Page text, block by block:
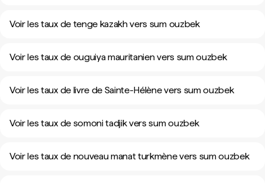
Voir les taux de tenge kazakh vers sum ouzbek
Voir les taux de ouguiya mauritanien vers sum ouzbek
Voir les taux de livre de Sainte-Hélène vers sum ouzbek
Voir les taux de somoni tadjik vers sum ouzbek
Voir les taux de nouveau manat turkmène vers sum ouzbek